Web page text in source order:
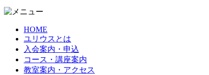
HOME
ユリウスとは
入会案内・申込
コース・講座案内
教室案内・アクセス